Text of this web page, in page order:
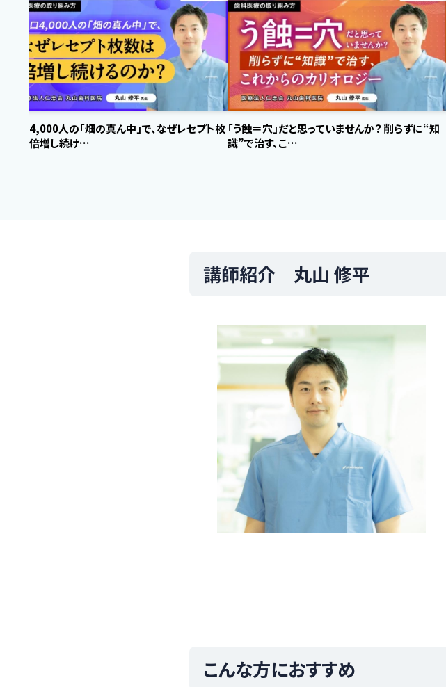
人口4,000人の「畑の真ん中」で、なぜレセプト枚
数は倍増し続け…
「う蝕＝穴」だと思っていませんか？ 削らずに“知
識”で治す、こ…
講師紹介 丸山 修平
こんな方におすすめ